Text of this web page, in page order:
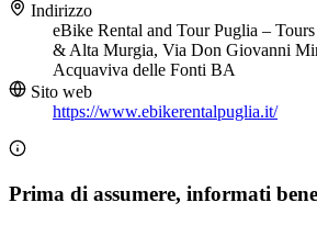
Indirizzo
eBike Rental and Tour Puglia –
& Alta Murgia, Via Don Giovanni
Acquaviva delle Fonti BA
Sito web
https://www.ebikerentalpuglia.it/
Prima di assumere, informati bene